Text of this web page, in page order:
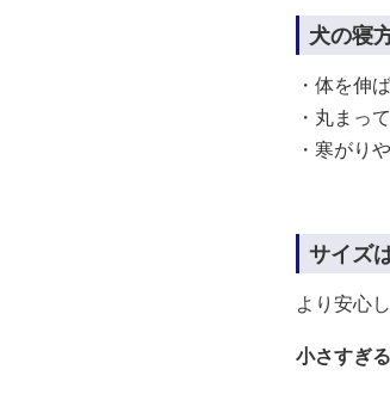
犬の寝
・体を伸
・丸まっ
・寒がり
サイズ
より安心
小さすぎ